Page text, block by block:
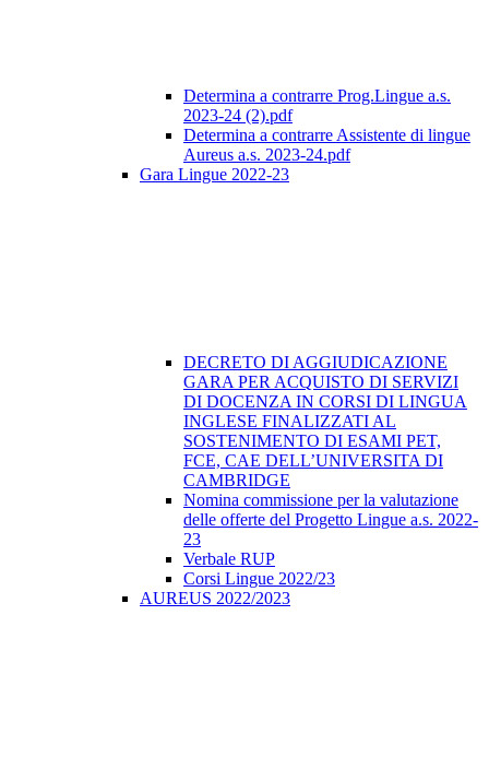
Determina a contrarre Prog.Lingue a.s.
2023-24 (2).pdf
Determina a contrarre Assistente di lingue
Aureus a.s. 2023-24.pdf
Gara Lingue 2022-23
DECRETO DI AGGIUDICAZIONE
GARA PER ACQUISTO DI SERVIZI
DI DOCENZA IN CORSI DI LINGUA
INGLESE FINALIZZATI AL
SOSTENIMENTO DI ESAMI PET,
FCE, CAE DELL’UNIVERSITA DI
CAMBRIDGE
Nomina commissione per la valutazione
delle offerte del Progetto Lingue a.s. 2022-
23
Verbale RUP
Corsi Lingue 2022/23
AUREUS 2022/2023